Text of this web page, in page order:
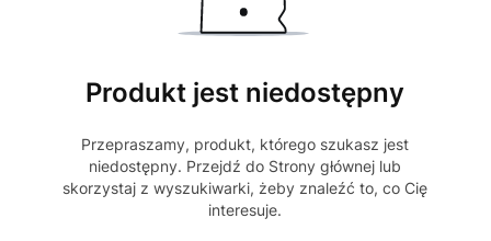
Produkt jest niedostępny
Przepraszamy, produkt, którego szukasz jest
niedostępny. Przejdź do Strony głównej lub
skorzystaj z wyszukiwarki, żeby znaleźć to, co Cię
interesuje.